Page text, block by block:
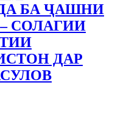
БА ҶАШНИ
СОЛАГИИ
ДАР